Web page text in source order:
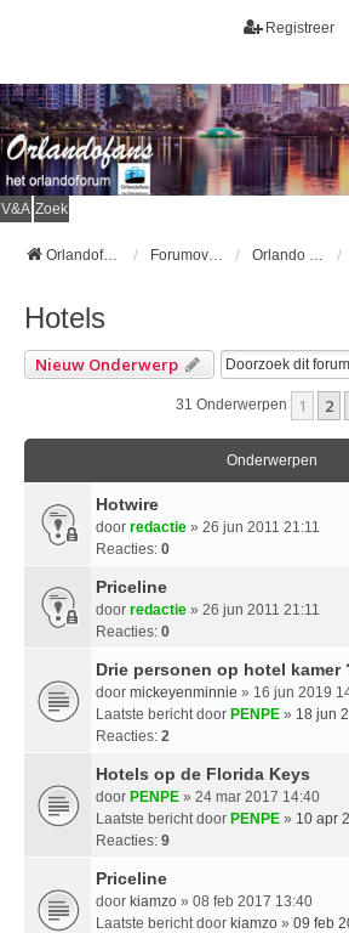
Registreer
V&A Zoek
Orlandofans Homepage Forumoverzicht Orlando & omgeving
Hotels
Nieuw Onderwerp
31 Onderwerpen 1 2
Onderwerpen
Hotwire
door redactie » 26 jun 2011 21:11
Reacties: 0
Priceline
door redactie » 26 jun 2011 21:11
Reacties: 0
Drie personen op hotel kamer
door mickeyenminnie » 16 jun 2019
Laatste bericht door PENPE » 18 jun
Reacties: 2
Hotels op de Florida Keys
door PENPE » 24 mar 2017 14:40
Laatste bericht door PENPE » 10 apr
Reacties: 9
Priceline
door kiamzo » 08 feb 2017 13:40
Laatste bericht door kiamzo » 09 feb